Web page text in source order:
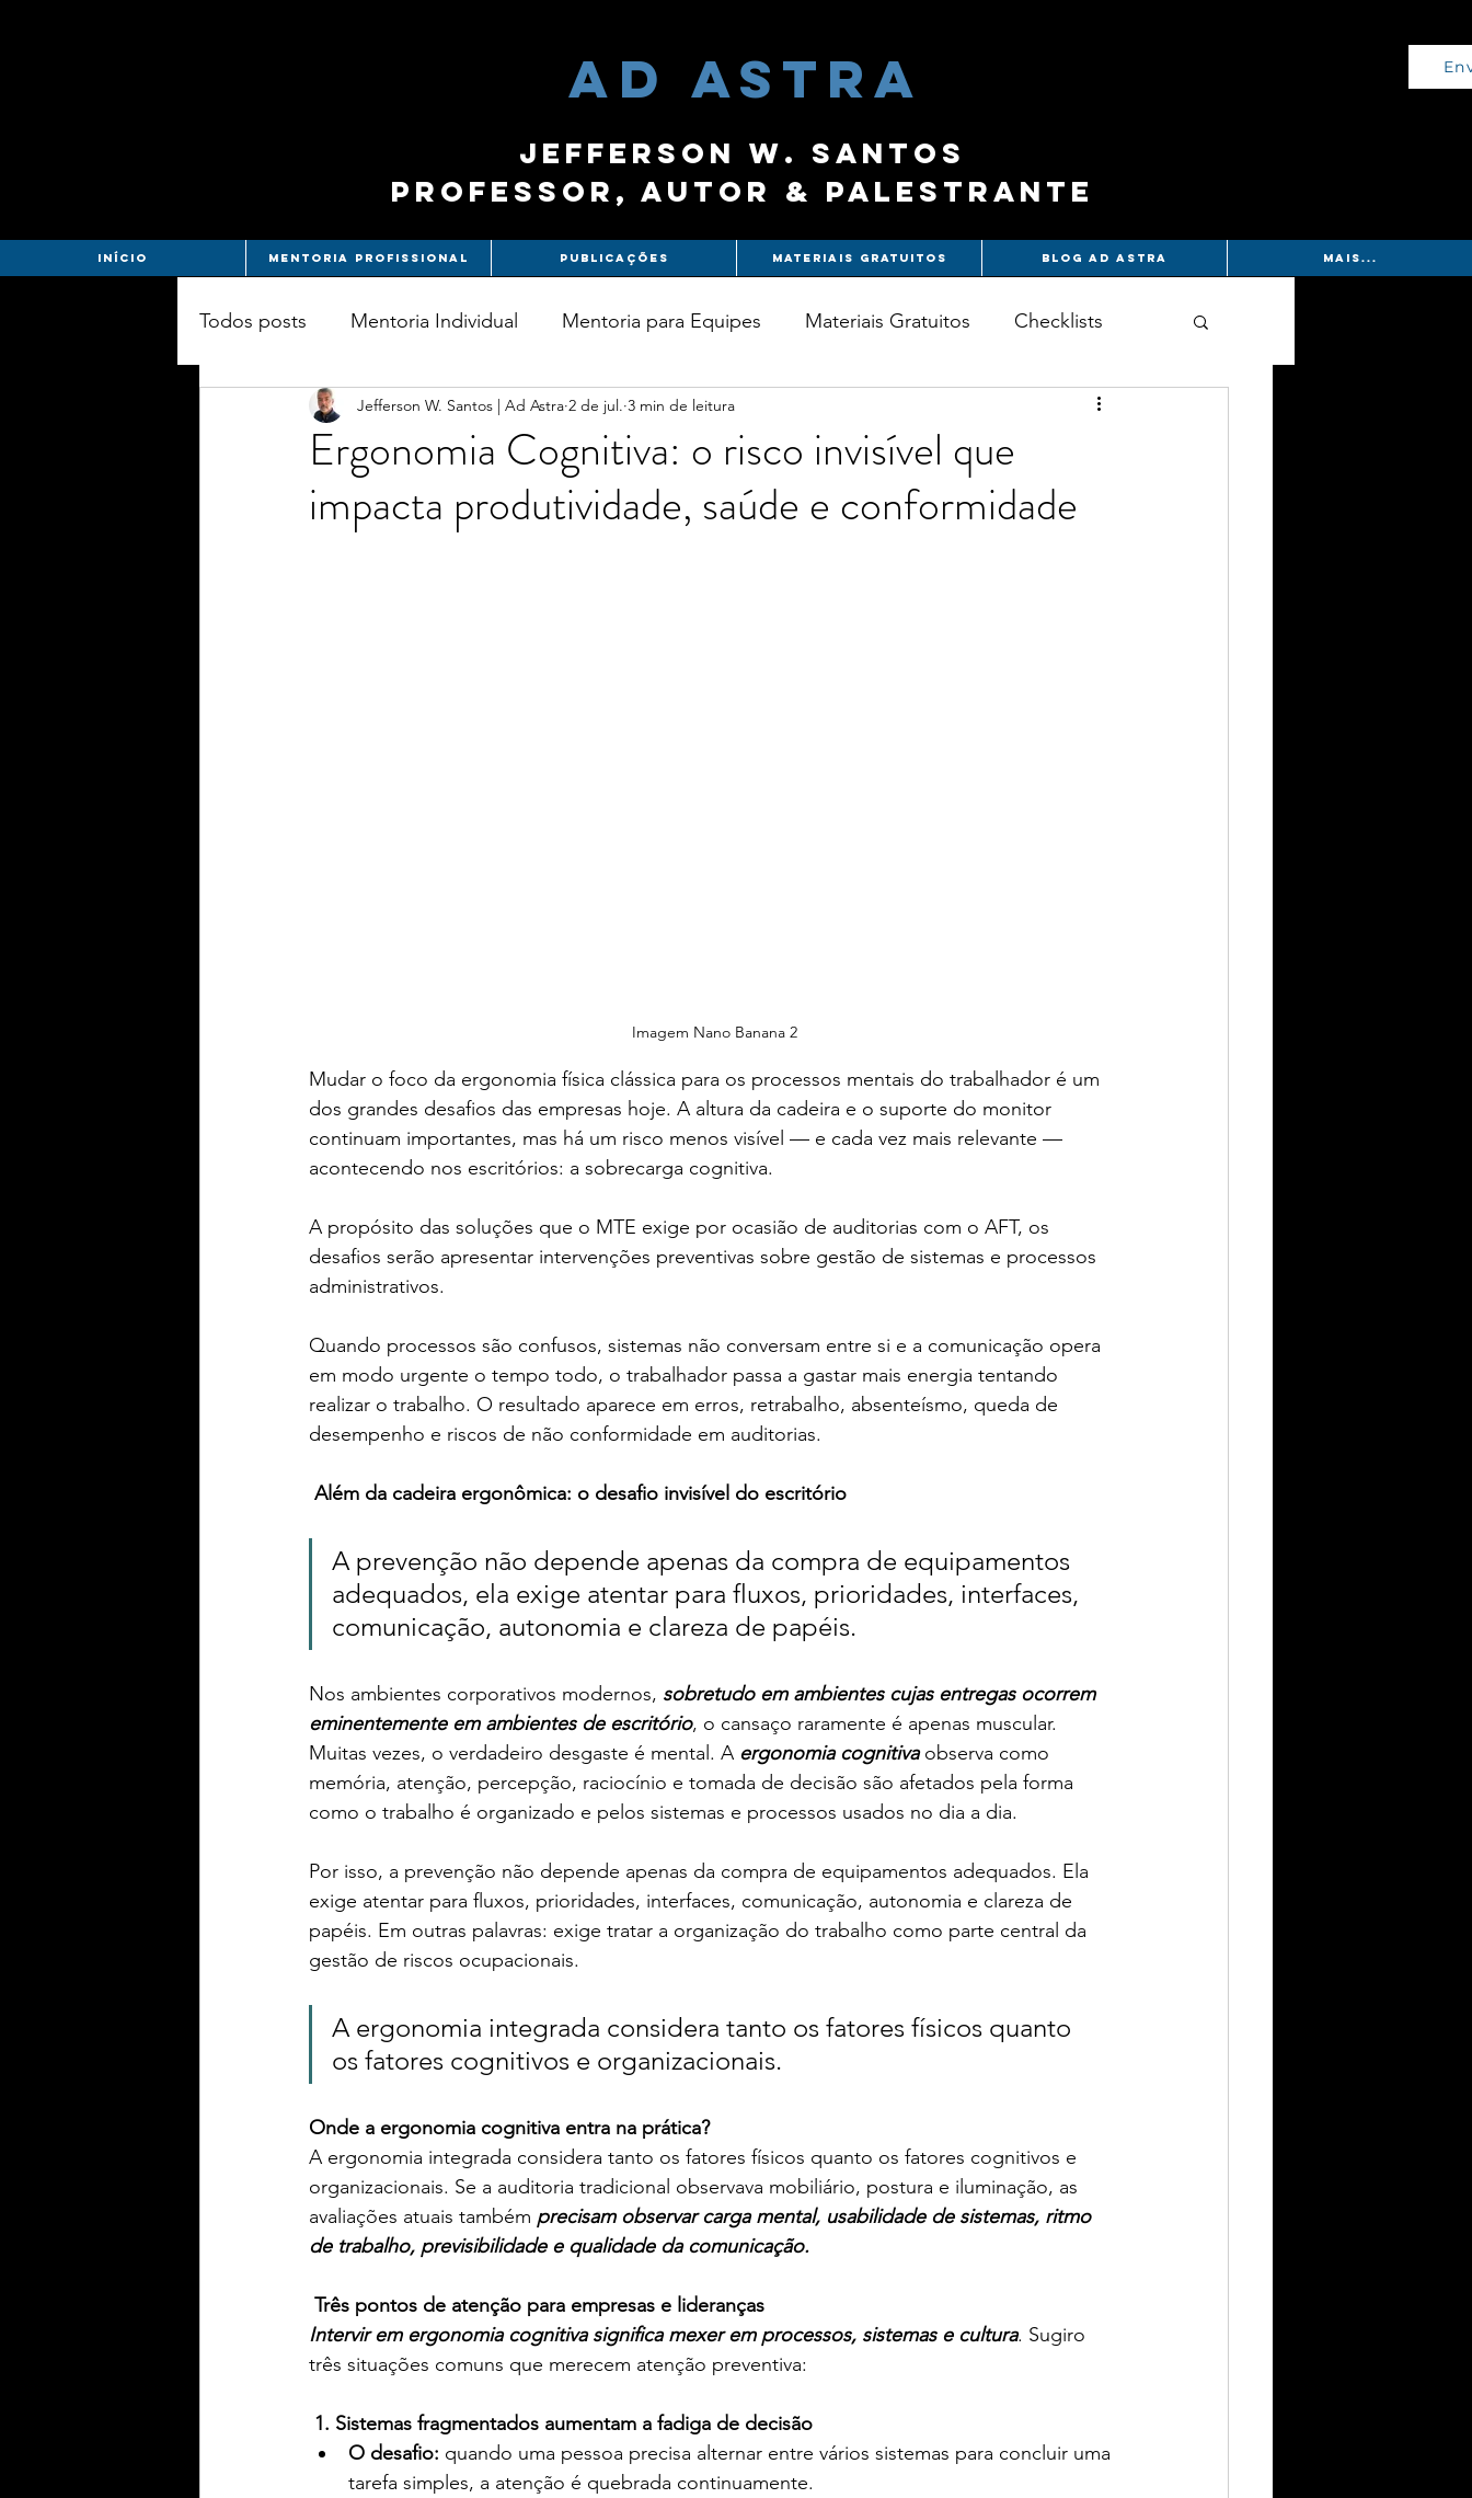
ad astra
Jefferson W. Santos
Professor, autor & palestrante
Início Mentoria Profissional Publicações Materiais Gratuitos Blog Ad Astra Mais...
Todos posts Mentoria Individual Mentoria para Equipes Materiais Gratuitos Checklists
Leituras Games
Ergonomia Cognitiva: o risco invisível que
impacta produtividade, saúde e conformidade
Jefferson W. Santos | Ad Astra 2 de jul. 3 min de leitura
Imagem Nano Banana 2
Mudar o foco da ergonomia física clássica para os processos mentais do trabalhador é um
dos grandes desafios das empresas hoje. A altura da cadeira e o suporte do monitor
continuam importantes, mas há um risco menos visível — e cada vez mais relevante —
acontecendo nos escritórios: a sobrecarga cognitiva.
A propósito das soluções que o MTE exige por ocasião de auditorias com o AFT, os
desafios serão apresentar intervenções preventivas sobre gestão de sistemas e processos
administrativos.
Quando processos são confusos, sistemas não conversam entre si e a comunicação opera
em modo urgente o tempo todo, o trabalhador passa a gastar mais energia tentando
realizar o trabalho. O resultado aparece em erros, retrabalho, absenteísmo, queda de
desempenho e riscos de não conformidade em auditorias.
Além da cadeira ergonômica: o desafio invisível do escritório
A prevenção não depende apenas da compra de equipamentos
adequados, ela exige atentar para fluxos, prioridades, interfaces,
comunicação, autonomia e clareza de papéis.
Nos ambientes corporativos modernos, sobretudo em ambientes cujas entregas ocorrem
eminentemente em ambientes de escritório, o cansaço raramente é apenas muscular.
Muitas vezes, o verdadeiro desgaste é mental. A ergonomia cognitiva observa como
memória, atenção, percepção, raciocínio e tomada de decisão são afetados pela forma
como o trabalho é organizado e pelos sistemas e processos usados no dia a dia.
Por isso, a prevenção não depende apenas da compra de equipamentos adequados. Ela
exige atentar para fluxos, prioridades, interfaces, comunicação, autonomia e clareza de
papéis. Em outras palavras: exige tratar a organização do trabalho como parte central da
gestão de riscos ocupacionais.
A ergonomia integrada considera tanto os fatores físicos quanto
os fatores cognitivos e organizacionais.
Onde a ergonomia cognitiva entra na prática?
A ergonomia integrada considera tanto os fatores físicos quanto os fatores cognitivos e
organizacionais. Se a auditoria tradicional observava mobiliário, postura e iluminação, as
avaliações atuais também precisam observar carga mental, usabilidade de sistemas, ritmo
de trabalho, previsibilidade e qualidade da comunicação.
Três pontos de atenção para empresas e lideranças
Intervir em ergonomia cognitiva significa mexer em processos, sistemas e cultura. Sugiro
três situações comuns que merecem atenção preventiva:
1. Sistemas fragmentados aumentam a fadiga de decisão
O desafio: quando uma pessoa precisa alternar entre vários sistemas para concluir uma
tarefa simples, a atenção é quebrada continuamente.